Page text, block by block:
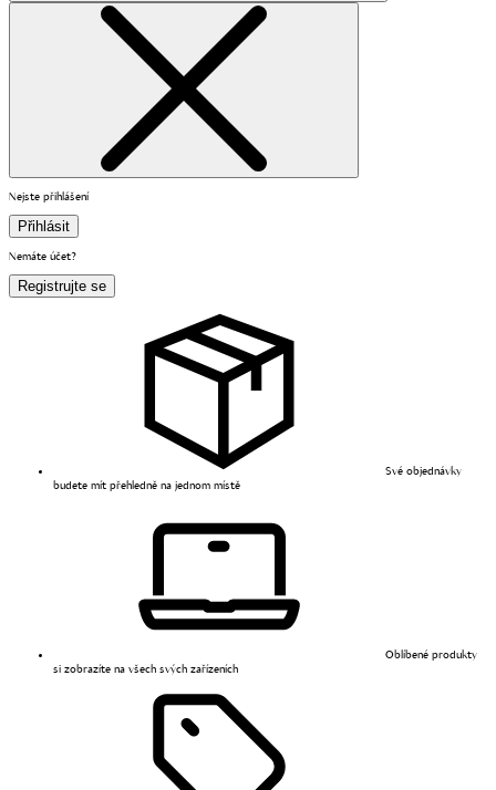
Nejste přihlášení
Přihlásit
Nemáte účet?
Registrujte se
Své objednávky
budete mít přehledně na jednom místě
Oblíbené produkty
si zobrazíte na všech svých zařízeních